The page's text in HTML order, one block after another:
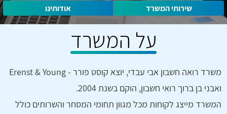
שירותי המשרד אודותינו
על המשרד
משרד רואה חשבון אבי עבדי, יוצא קוסט פורר - Erenst & Young
ואבני בן ברוך רואי חשבון, הוקם בשנת 2004.
המשרד מייצג לקוחות מכל מגוון תחומי המסחר והשרותים כולל